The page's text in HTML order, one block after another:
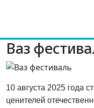
Ваз
10 августа 2025 года
ценителей